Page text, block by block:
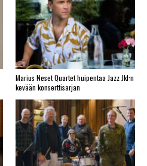
Marius Neset Quartet huipentaa Jazz Jkl:n
kevään konserttisarjan